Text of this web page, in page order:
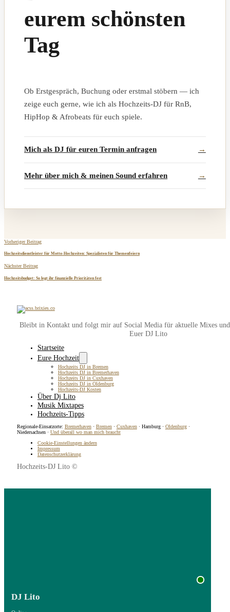
eurem schönsten
Tag
Ob Erstgespräch, Buchung oder erstmal stöbern — ich
zeige euch gerne, wie ich als Hochzeits-DJ für RnB,
HipHop & Afrobeats für euch spiele.
Mich als DJ für euren Termin anfragen
Mehr über mich & meinen Sound erfahren
Vorheriger Beitrag
Hochzeitsdienstleister für Motto-Hochzeiten: Spezialisten für Themenfeiern
Nächster Beitrag
Hochzeitsbudget: So legt ihr finanzielle Prioritäten fest
Bleibt in Kontakt und folgt mir auf Social Media für aktuelle Mixes
Euer DJ Lito
Startseite
Eure Hochzeit
Hochzeits DJ in Bremen
Hochzeits DJ in Bremerhaven
Hochzeits DJ in Cuxhaven
Hochzeits DJ in Oldenburg
Hochzeits-DJ Kosten
Über Dj Lito
Musik Mixtapes
Hochzeits-Tipps
Regionale-Einsatzorte: Bremerhaven· Bremen· Cuxhaven· Hamburg · Oldenburg·
Niedersachsen · Und überall wo man mich braucht
Cookie-Einstellungen ändern
Impressum
Datenschutzerklärung
Hochzeits-DJ Lito ©
DJ Lito